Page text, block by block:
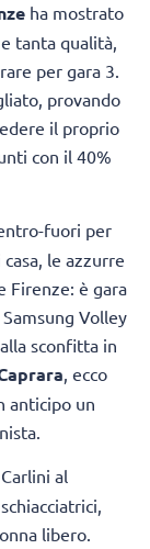
ha mostrato
tanta qualità,
per gara 3.
provando
il proprio
con il 40%
fuori per
le azzurre
Firenze: è gara
Volley
sconfitta in
, ecco
anticipo un
al
libero.